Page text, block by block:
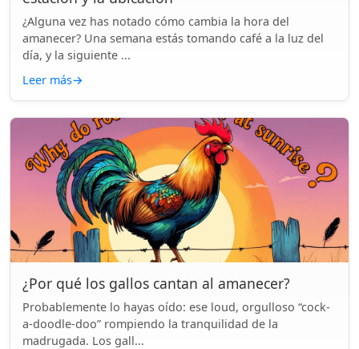
¿Alguna vez has notado cómo cambia la hora del
amanecer? Una semana estás tomando café a la luz del
día, y la siguiente ...
Leer más→
¿Por qué los gallos cantan al amanecer?
Probablemente lo hayas oído: ese loud, orgulloso “cock-
a-doodle-doo” rompiendo la tranquilidad de la
madrugada. Los gall...